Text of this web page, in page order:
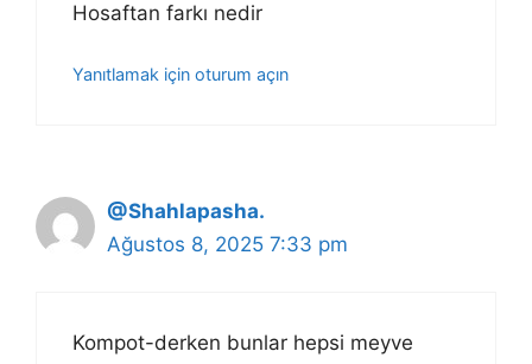
Hosaftan farkı nedir
Yanıtlamak için oturum açın
@Shahlapasha.
Ağustos 8, 2025 7:33 pm
Kompot-derken bunlar hepsi meyve